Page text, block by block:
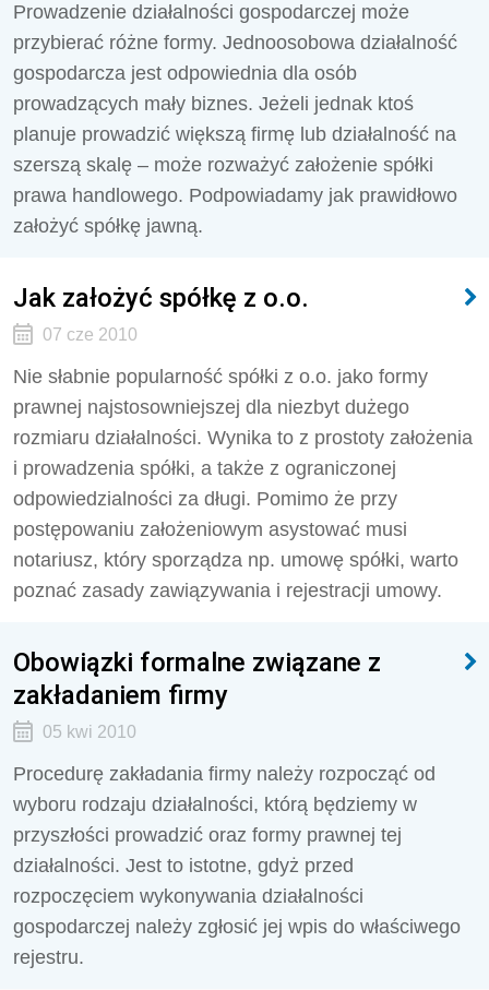
Prowadzenie działalności gospodarczej może
przybierać różne formy. Jednoosobowa działalność
gospodarcza jest odpowiednia dla osób
prowadzących mały biznes. Jeżeli jednak ktoś
planuje prowadzić większą firmę lub działalność na
szerszą skalę – może rozważyć założenie spółki
prawa handlowego. Podpowiadamy jak prawidłowo
założyć spółkę jawną.
Jak założyć spółkę z o.o.
07 cze 2010
Nie słabnie popularność spółki z o.o. jako formy
prawnej najstosowniejszej dla niezbyt dużego
rozmiaru działalności. Wynika to z prostoty założenia
i prowadzenia spółki, a także z ograniczonej
odpowiedzialności za długi. Pomimo że przy
postępowaniu założeniowym asystować musi
notariusz, który sporządza np. umowę spółki, warto
poznać zasady zawiązywania i rejestracji umowy.
Obowiązki formalne związane z
zakładaniem firmy
05 kwi 2010
Procedurę zakładania firmy należy rozpocząć od
wyboru rodzaju działalności, którą będziemy w
przyszłości prowadzić oraz formy prawnej tej
działalności. Jest to istotne, gdyż przed
rozpoczęciem wykonywania działalności
gospodarczej należy zgłosić jej wpis do właściwego
rejestru.